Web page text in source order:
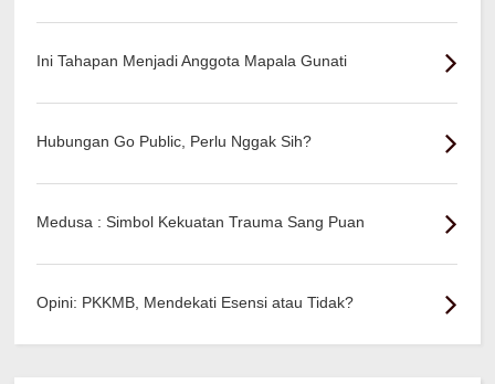
Ini Tahapan Menjadi Anggota Mapala Gunati
Hubungan Go Public, Perlu Nggak Sih?
Medusa : Simbol Kekuatan Trauma Sang Puan
Opini: PKKMB, Mendekati Esensi atau Tidak?